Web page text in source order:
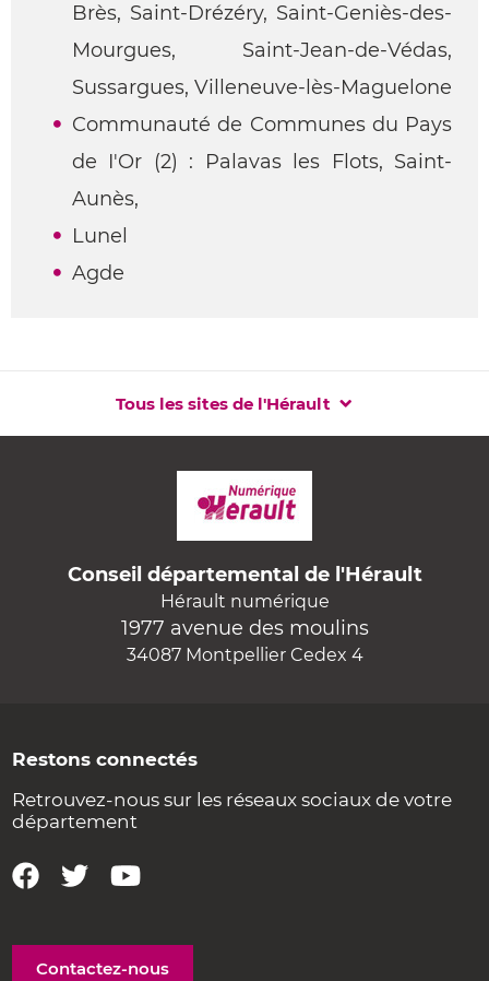
Brès, Saint-Drézéry, Saint-Geniès-des-
Mourgues, Saint-Jean-de-Védas,
Sussargues, Villeneuve-lès-Maguelone
Communauté de Communes du Pays
de I'Or (2) : Palavas les Flots, Saint-
Aunès,
Lunel
Agde
Tous les sites de l'Hérault
Conseil départemental de l'Hérault
Hérault numérique
1977 avenue des moulins
34087 Montpellier Cedex 4
Restons connectés
Retrouvez-nous sur les réseaux sociaux de votre
département
Contactez-nous